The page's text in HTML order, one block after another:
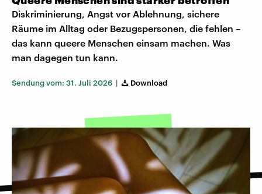
Diskriminierung, Angst vor Ablehnung, sichere
Räume im Alltag oder Bezugspersonen, die fehlen –
das kann queere Menschen einsam machen. Was
man dagegen tun kann.
Sendung vom: 31. Juli 2026 | Download